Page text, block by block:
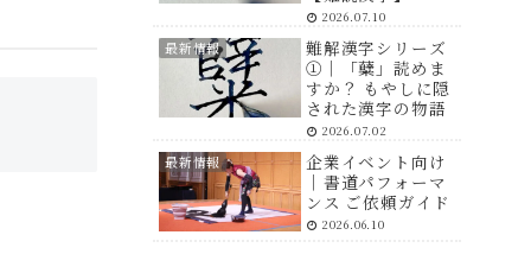
2026.07.10
最新情報
難解漢字シリーズ
①｜「糵」読めま
すか？ もやしに隠
された漢字の物語
2026.07.02
最新情報
企業イベント向け
｜書道パフォーマ
ンス ご依頼ガイド
2026.06.10